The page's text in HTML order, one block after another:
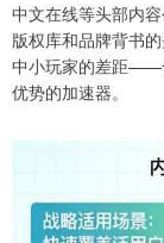
中文在线等头部内
版权库和品牌背书
中小玩家的差距——
优势的加速器。